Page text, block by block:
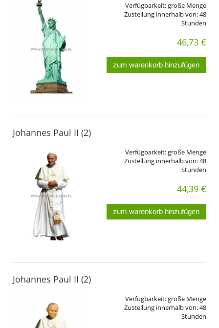
Verfügbarkeit:große Menge
Zustellung innerhalb von:48
Stunden
46,73 €
zum warenkorb hinzufügen
Johannes Paul II (2)
Verfügbarkeit:große Menge
Zustellung innerhalb von:48
Stunden
44,39 €
zum warenkorb hinzufügen
Johannes Paul II (2)
Verfügbarkeit:große Menge
Zustellung innerhalb von:48
Stunden